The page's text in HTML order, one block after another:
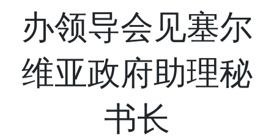
办领导会见塞尔
维亚政府助理秘
书长